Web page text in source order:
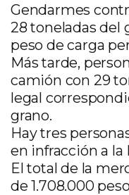
Gendarmes
28 toneladas del
peso de carga
Más tarde,
camión con 29
legal
grano.
Hay tres
en infracción a la
El total de la
de 1.708.000